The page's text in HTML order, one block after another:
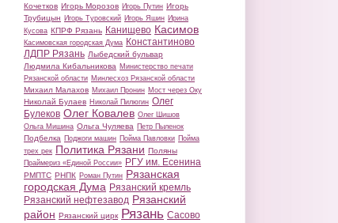
Кочетков Игорь Морозов Игорь Путин Игорь
Трубицын Игорь Туровский Игорь Яшин Ирина
Кусова КПРФ Рязань Канищево Касимов
Касимовская городская Дума Константиново
ЛДПР Рязань Лыбедский бульвар
Людмила Кибальникова Министерство печати
Рязанской области Минлесхоз Рязанской области
Михаил Малахов Михаил Пронин Мост через Оку
Николай Булаев Николай Пилюгин Олег
Булеков Олег Ковалев Олег Шишов
Ольга Мишина Ольга Чуляева Петр Пыленок
Подбелка Поджоги машин Пойма Павловки Пойма
трех рек Политика Рязани Поляны
Праймериз «Единой России» РГУ им. Есенина
РМПТС РНПК Роман Путин Рязанская
городская Дума Рязанский кремль
Рязанский нефтезавод Рязанский
район Рязанский цирк Рязань Сасово